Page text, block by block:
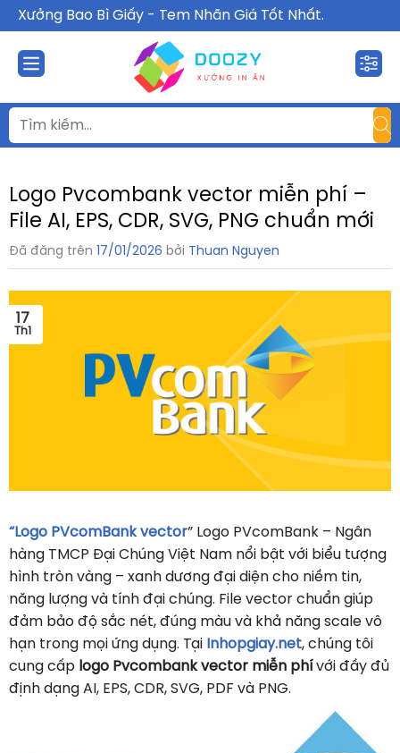
Chuyển
đến
nội
dung
Xưởng Bao Bì Giấy - Tem Nhãn Giá Tốt Nhất.
Logo Pvcombank vector miễn phí –
File AI, EPS, CDR, SVG, PNG chuẩn mới
Đã đăng trên 17/01/2026 bởi Thuan Nguyen
17
Th1
“Logo PVcomBank vector” Logo PVcomBank – Ngân
hàng TMCP Đại Chúng Việt Nam nổi bật với biểu tượng
hình tròn vàng – xanh dương đại diện cho niềm tin,
năng lượng và tính đại chúng. File vector chuẩn giúp
đảm bảo độ sắc nét, đúng màu và khả năng scale vô
hạn trong mọi ứng dụng. Tại Inhopgiay.net, chúng tôi
cung cấp logo Pvcombank vector miễn phí với đầy đủ
định dạng AI, EPS, CDR, SVG, PDF và PNG.